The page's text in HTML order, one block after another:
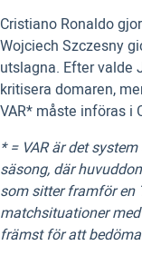
Cristiano Ronaldo
Wojciech Szczesny
utslagna. Efter valde
kritisera domaren,
VAR* måste införas i
* = VAR är det
säsong, där
som sitter framför en
matchsituationer
främst för att